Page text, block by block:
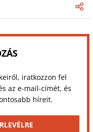
iratkozzon fel
az e-mail-címét, és
híreit.